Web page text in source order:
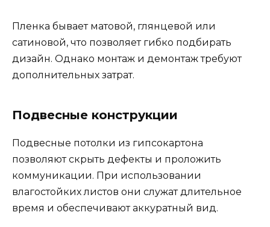
Пленка бывает матовой, глянцевой или
сатиновой, что позволяет гибко подбирать
дизайн. Однако монтаж и демонтаж требуют
дополнительных затрат.
Подвесные конструкции
Подвесные потолки из гипсокартона
позволяют скрыть дефекты и проложить
коммуникации. При использовании
влагостойких листов они служат длительное
время и обеспечивают аккуратный вид.